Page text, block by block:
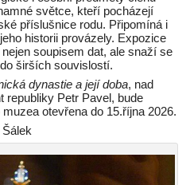
světce, kteří pocházejí
příslušnice rodu. Připomíná i
historii provázely. Expozice
soupisem dat, ale snaží se
širších souvislostí.
dynastie a její doba, nad
republiky Petr Pavel, bude
otevřena do 15.října 2026.